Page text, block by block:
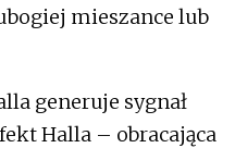
mieszance lub
generuje sygnał
Halla – obracająca